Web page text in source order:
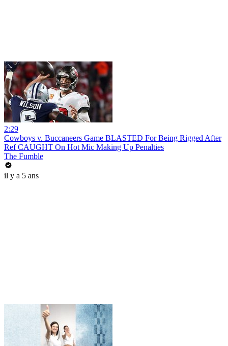
2:29
Cowboys v. Buccaneers Game BLASTED For Being Rigged After
Ref CAUGHT On Hot Mic Making Up Penalties
The Fumble
il y a 5 ans